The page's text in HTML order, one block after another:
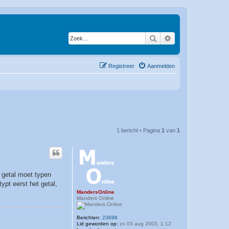
Zoek
Aanmelden
Registreer
1 bericht • Pagina 1 van 1
MandersOnline
Manders Online
Berichten: 23698
Lid geworden op: zo 03 aug 2003, 1:12
moet typen
eerst het getal,